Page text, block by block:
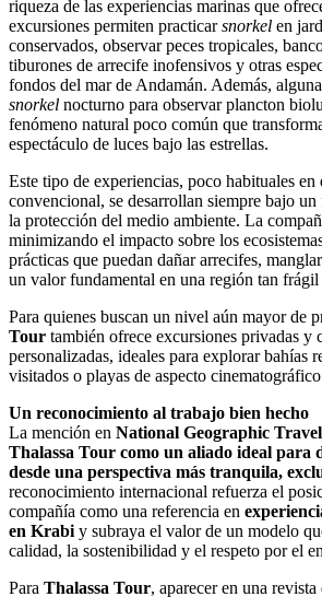
riqueza de las experiencias marinas que
excursiones permiten practicarsnorkel en
conservados, observar peces tropicales,
tiburones de arrecife inofensivos y otras
fondos del mar de Andamán. Además,
snorkel nocturno para observar plancton
fenómeno natural poco común que
espectáculo de luces bajo las estrellas.
Este tipo de experiencias, poco habituales en
convencional, se desarrollan siempre bajo
la protección del medio ambiente. La
minimizando el impacto sobre los
prácticas que puedan dañar arrecifes,
un valor fundamental en una región tan
Para quienes buscan un nivel aún mayor de
Tour también ofrece excursiones privadas y
personalizadas, ideales para explorar bahías
visitados o playas de aspecto
Un reconocimiento al trabajo bien hecho
La mención en National Geographic
Thalassa Tour como un aliado ideal para
desde una perspectiva más tranquila,
reconocimiento internacional refuerza el
compañía como una referencia en
en Krabi y subraya el valor de un modelo
calidad, la sostenibilidad y el respeto por el
Para Thalassa Tour, aparecer en una